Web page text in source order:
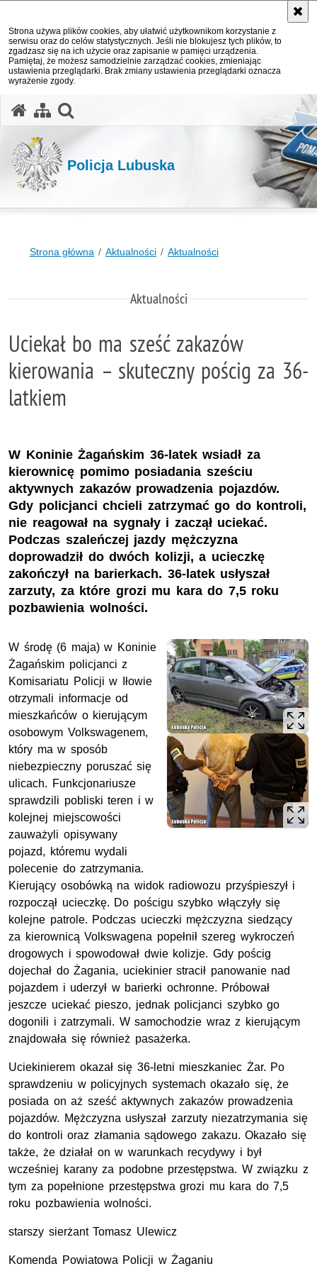
Strona używa plików cookies, aby ułatwić użytkownikom korzystanie z
serwisu oraz do celów statystycznych. Jeśli nie blokujesz tych plików, to
zgadzasz się na ich użycie oraz zapisanie w pamięci urządzenia.
Pamiętaj, że możesz samodzielnie zarządzać cookies, zmieniając
ustawienia przeglądarki. Brak zmiany ustawienia przeglądarki oznacza
wyrażenie zgody.
Policja Lubuska
Strona główna Aktualności Aktualności
Aktualności
Uciekał bo ma sześć zakazów
kierowania – skuteczny pościg za 36-
latkiem
W Koninie Żagańskim 36-latek wsiadł za
kierownicę pomimo posiadania sześciu
aktywnych zakazów prowadzenia pojazdów.
Gdy policjanci chcieli zatrzymać go do kontroli,
nie reagował na sygnały i zaczął uciekać.
Podczas szaleńczej jazdy mężczyzna
doprowadził do dwóch kolizji, a ucieczkę
zakończył na barierkach. 36-latek usłyszał
zarzuty, za które grozi mu kara do 7,5 roku
pozbawienia wolności.
W środę (6 maja) w Koninie
Żagańskim policjanci z
Komisariatu Policji w Iłowie
otrzymali informacje od
mieszkańców o kierującym
osobowym Volkswagenem,
który ma w sposób
niebezpieczny poruszać się
ulicach. Funkcjonariusze
sprawdzili pobliski teren i w
kolejnej miejscowości
zauważyli opisywany
pojazd, któremu wydali
polecenie do zatrzymania.
Kierujący osobówką na widok radiowozu przyśpieszył i
rozpoczął ucieczkę. Do pościgu szybko włączyły się
kolejne patrole. Podczas ucieczki mężczyzna siedzący
za kierownicą Volkswagena popełnił szereg wykroczeń
drogowych i spowodował dwie kolizje. Gdy pościg
dojechał do Żagania, uciekinier stracił panowanie nad
pojazdem i uderzył w barierki ochronne. Próbował
jeszcze uciekać pieszo, jednak policjanci szybko go
dogonili i zatrzymali. W samochodzie wraz z kierującym
znajdowała się również pasażerka.
Uciekinierem okazał się 36-letni mieszkaniec Żar. Po
sprawdzeniu w policyjnych systemach okazało się, że
posiada on aż sześć aktywnych zakazów prowadzenia
pojazdów. Mężczyzna usłyszał zarzuty niezatrzymania się
do kontroli oraz złamania sądowego zakazu. Okazało się
także, że działał on w warunkach recydywy i był
wcześniej karany za podobne przestępstwa. W związku z
tym za popełnione przestępstwa grozi mu kara do 7,5
roku pozbawienia wolności.
starszy sierżant Tomasz Ulewicz
Komenda Powiatowa Policji w Żaganiu